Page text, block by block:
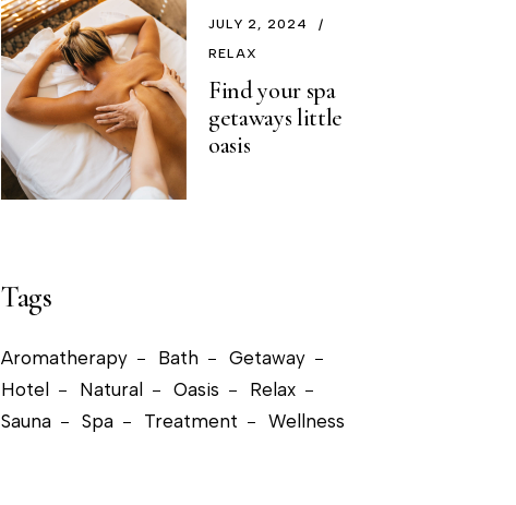
JULY 2, 2024
RELAX
Find your spa
getaways little
oasis
Tags
Aromatherapy Bath
Getaway
Hotel
Natural Oasis
Relax
Sauna
Spa Treatment Wellness